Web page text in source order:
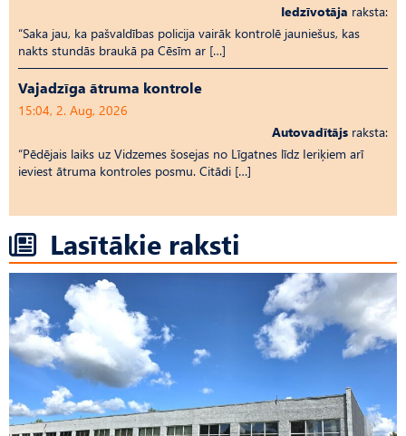
Iedzīvotāja raksta:
“Saka jau, ka pašvaldības policija vairāk kontrolē jauniešus, kas
nakts stundās braukā pa Cēsīm ar […]
Vajadzīga ātruma kontrole
15:04, 2. Aug, 2026
Autovadītājs raksta:
“Pēdējais laiks uz Vid­ze­mes šosejas no Līgatnes līdz Ieriķiem arī
ieviest ātruma kontroles posmu. Citādi […]
Lasītākie raksti